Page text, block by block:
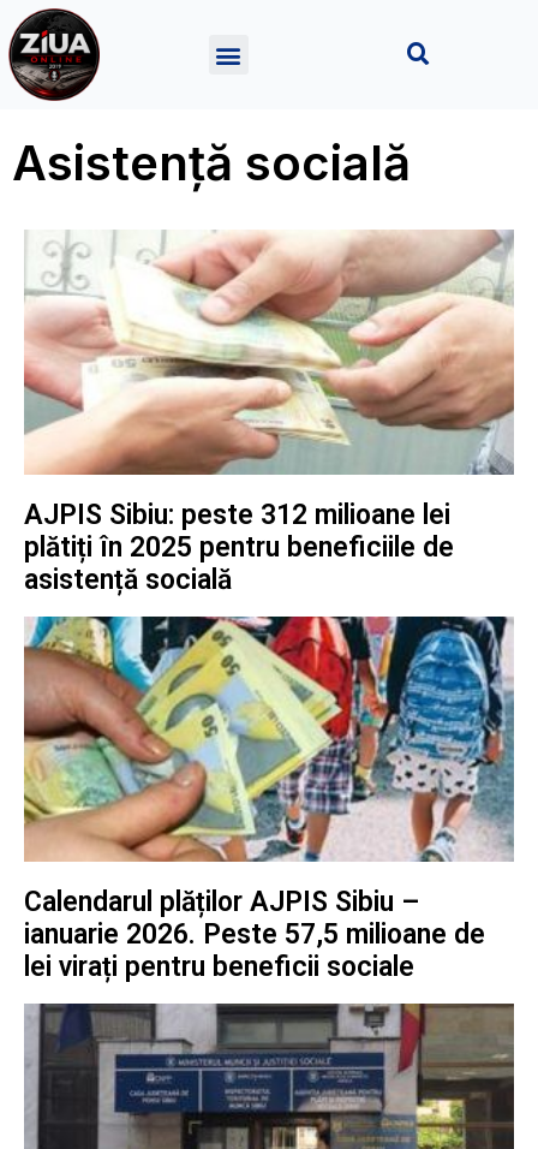
Asistență socială
AJPIS Sibiu: peste 312 milioane lei
plătiți în 2025 pentru beneficiile de
asistență socială
Calendarul plăților AJPIS Sibiu –
ianuarie 2026. Peste 57,5 milioane de
lei virați pentru beneficii sociale